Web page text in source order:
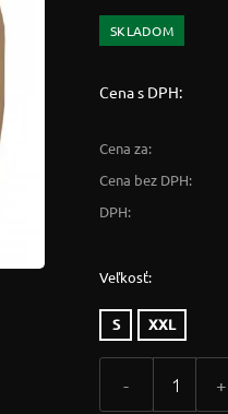
SKLADOM
Cena s DPH:
Cena za:
Cena bez DPH:
DPH:
Veľkosť:
S XXL
- +